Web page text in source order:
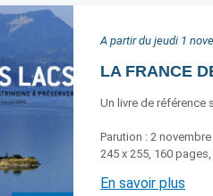
A partir du jeudi 1
LA FRANCE
Un livre de référence
Parution : 2
245 x 255, 160 pages,
En savoir plus